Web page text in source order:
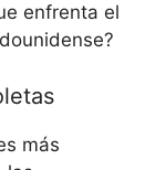
enfrenta el
más